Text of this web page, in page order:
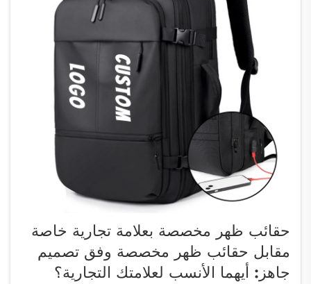
حقائب ظهر مخصصة بعلامة تجارية خاصة
مقابل حقائب ظهر مخصصة وفق تصميم
جاهز: أيهما الأنسب لعلامتك التجارية؟